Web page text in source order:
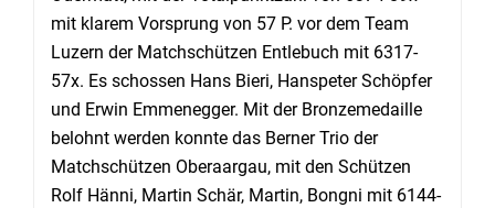
mit klarem Vorsprung von 57 P. vor dem Team
Luzern der Matchschützen Entlebuch mit 6317-
57x. Es schossen Hans Bieri, Hanspeter Schöpfer
und Erwin Emmenegger. Mit der Bronzemedaille
belohnt werden konnte das Berner Trio der
Matchschützen Oberaargau, mit den Schützen
Rolf Hänni, Martin Schär, Martin, Bongni mit 6144-